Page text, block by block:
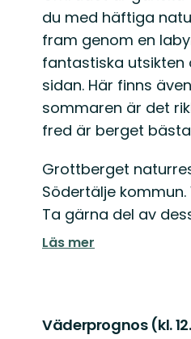
du med häftiga
fram genom en
fantastiska utsikten
sidan. Här finns
sommaren är det
fred är berget
Grottberget
Södertälje
Ta gärna del av
Läs mer
Väderprognos (kl.